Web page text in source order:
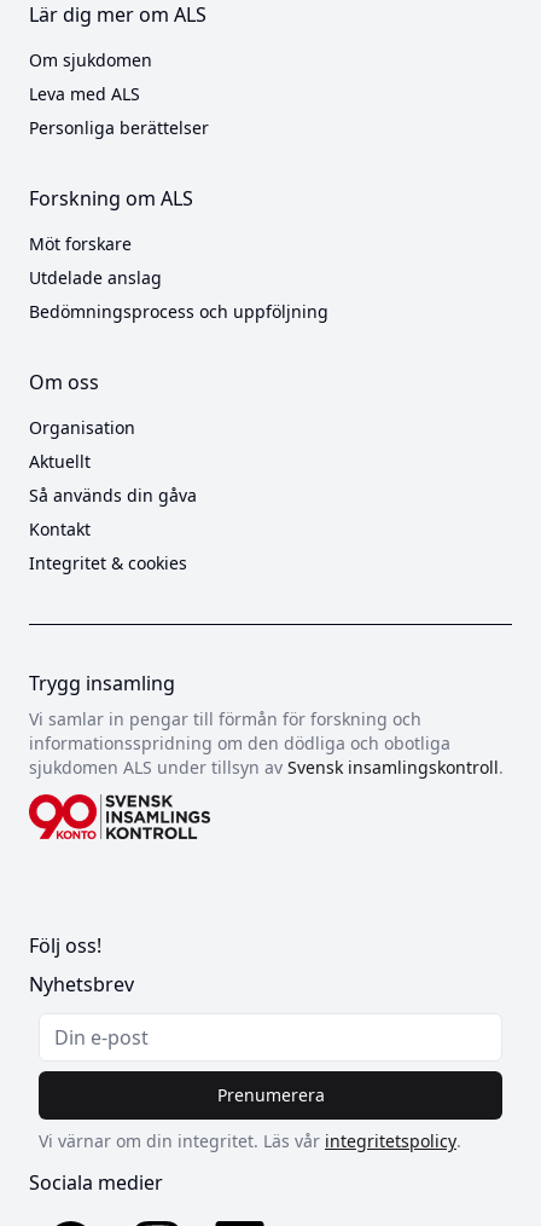
Lär dig mer om ALS
Om sjukdomen
Leva med ALS
Personliga berättelser
Forskning om ALS
Möt forskare
Utdelade anslag
Bedömningsprocess och uppföljning
Om oss
Organisation
Aktuellt
Så används din gåva
Kontakt
Integritet & cookies
Trygg insamling
Vi samlar in pengar till förmån för forskning och
informationsspridning om den dödliga och obotliga
sjukdomen ALS under tillsyn av Svensk insamlingskontroll.
Följ oss!
Nyhetsbrev
Prenumerera
Vi värnar om din integritet. Läs vår integritetspolicy.
Sociala medier